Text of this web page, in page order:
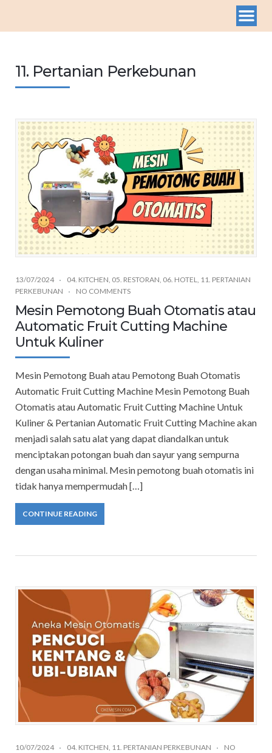
11. Pertanian Perkebunan
13/07/2024 04. KITCHEN 05. RESTORAN 06. HOTEL
11. PERTANIAN
PERKEBUNAN
NO COMMENTS
Mesin Pemotong Buah Otomatis atau
Automatic Fruit Cutting Machine
Untuk Kuliner
Mesin Pemotong Buah atau Pemotong Buah Otomatis
Automatic Fruit Cutting Machine Mesin Pemotong Buah
Otomatis atau Automatic Fruit Cutting Machine Untuk
Kuliner & Pertanian Automatic Fruit Cutting Machine akan
menjadi salah satu alat yang dapat diandalkan untuk
menciptakan potongan buah dan sayur yang sempurna
dengan usaha minimal. Mesin pemotong buah otomatis ini
tidak hanya mempermudah […]
CONTINUE READING
10/07/2024 04. KITCHEN, 11. PERTANIAN PERKEBUNAN
NO